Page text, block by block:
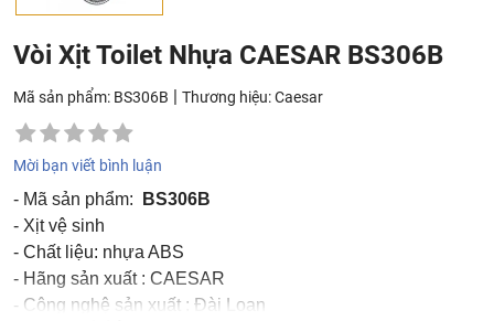
Vòi Xịt Toilet Nhựa CAESAR BS306B
Mã sản phẩm: BS306B | Thương hiệu:Caesar
Mời bạn viết bình luận
- Mã sản phẩm:
BS306B
- Xịt vệ sinh
- Chất liệu: nhựa ABS
- Hãng sản xuất : CAESAR
- Công nghệ sản xuất : Đài Loan